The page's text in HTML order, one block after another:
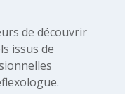
de découvrir
issus de